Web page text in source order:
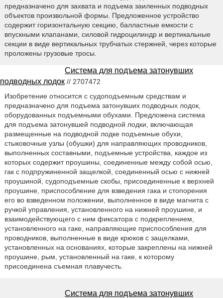
предназначено для захвата и подъема заиленных подводных
объектов произвольной формы. Предложенное устройство
содержит горизонтальную секцию, балластные емкости с
впускными клапанами, силовой гидроцилиндр и вертикальные
секции в виде вертикальных трубчатых стержней, через которые
проложены грузовые тросы.
Система для подъема затонувших
подводных лодок // 2707472
Изобретение относится с судоподъемным средствам и
предназначено для подъема затонувших подводных лодок,
оборудованных подъемными обухами. Предложена система
для подъема затонувшей подводной лодки, включающая
размещенные на подводной лодке подъемные обухи,
стыковочные узлы (обушки) для направляющих проводников,
выполненных составными, подъемные устройства, каждое из
которых содержит проушины, соединенные между собой осью,
гак с подпружиненной защелкой, соединенный осью с нижней
проушиной, судоподъемные скобы, присоединенные к верхней
проушине, приспособление для взведения гака и стопорения
его во взведенном положении, выполненное в виде магнита с
ручкой управления, установленного на нижней проушине, и
взаимодействующего с ним фиксатора с подкреплением,
установленного на гаке, направляющие приспособления для
проводников, выполненные в виде крюков с защелками,
установленных на основаниях, которые закреплены на нижней
проушине, рым, установленный на гаке, к которому
присоединена съемная плавучесть.
Система для подъема затонувших